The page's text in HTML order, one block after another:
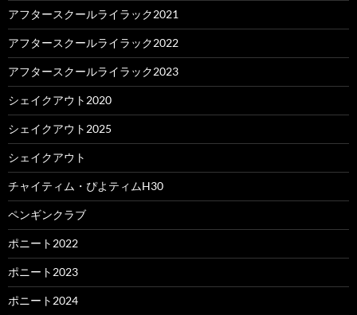
アフタースクールライラック2021
アフタースクールライラック2022
アフタースクールライラック2023
シェイクアウト2020
シェイクアウト2025
シェイクアウト
チャイティム・ぴよティムH30
ペンギンクラブ
ポニート2022
ポニート2023
ポニート2024